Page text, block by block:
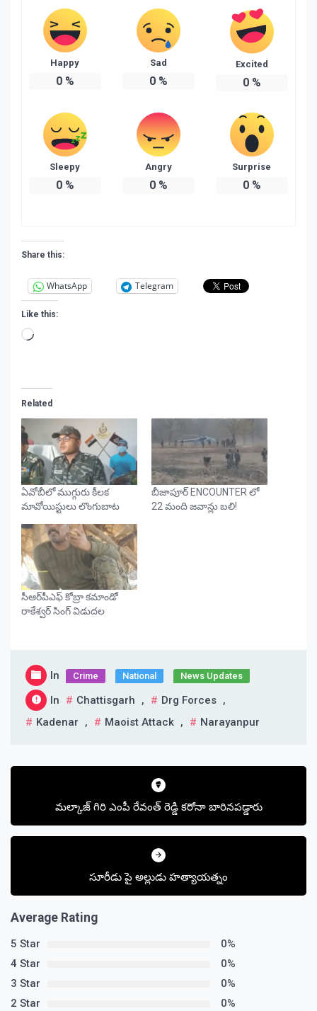
Happy
0%
Sad
0%
Excited
0%
Sleepy
0%
Angry
0%
Surprise
0%
Share this:
WhatsApp Telegram
Like this:
Loading…
Related
ఏవోబీలో ముగ్గురు కీల‌క
మావోయిస్టులు లొంగుబాట‌
బీజాపూర్ ENCOUNTER లో
22 మంది జవాన్లు బలి!
సీఆర్‌పీఎఫ్‌ కోబ్రా కమాండో
రాకేశ్వర్‌ సింగ్‌ విడుదల
In Crime National News Updates
In Chattisgarh , Drg Forces ,
Kadenar
, Maoist Attack , Narayanpur
Post
మల్కాజ్ గిరి ఎంపీ రేవంత్ రెడ్డి కరోనా బారినపడ్డారు
సూరీడు పై అల్లుడు హత్యాయత్నం
Average Rating
5 Star
0%
4 Star
0%
3 Star
0%
2 Star
0%